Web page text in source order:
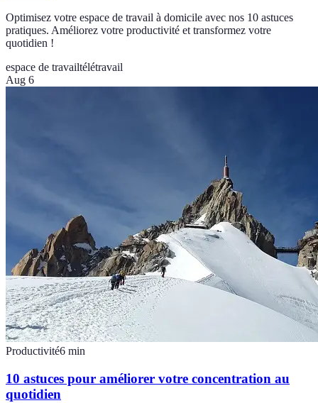
Optimisez votre espace de travail à domicile avec nos 10 astuces
pratiques. Améliorez votre productivité et transformez votre
quotidien !
espace de travailtélétravail
Aug 6
Productivité6 min
10 astuces pour améliorer votre concentration au
quotidien